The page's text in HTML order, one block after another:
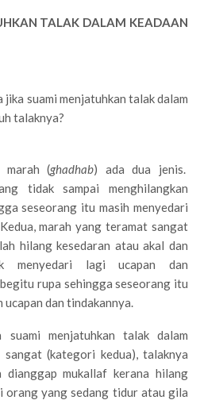
TALAK DALAM KEADAAN
jika suami menjatuhkan talak dalam
talaknya?
marah (ghadhab) ada dua jenis.
tidak sampai menghilangkan
seseorang itu masih menyedari
marah yang teramat sangat
hilang kesedaran atau akal dan
menyedari lagi ucapan dan
rupa sehingga seseorang itu
ucapan dan tindakannya.
menjatuhkan talak dalam
(kategori kedua), talaknya
mukallaf kerana hilang
orang yang sedang tidur atau gila